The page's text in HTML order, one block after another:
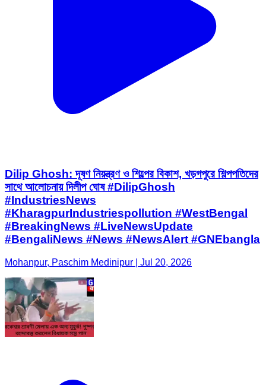
Dilip Ghosh: দূষণ নিয়ন্ত্রণ ও শিল্পের বিকাশ, খড়গপুরে শিল্পপতিদের
সাথে আলোচনায় দিলীপ ঘোষ #DilipGhosh
#IndustriesNews
#KharagpurIndustriespollution #WestBengal
#BreakingNews #LiveNewsUpdate
#BengaliNews #News #NewsAlert #GNEbangla
Mohanpur, Paschim Medinipur | Jul 20, 2026